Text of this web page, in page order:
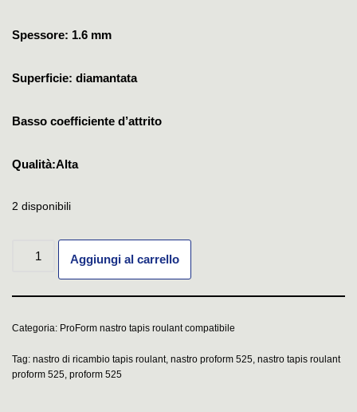
Spessore: 1.6 mm
Superficie: diamantata
Basso coefficiente d’attrito
Qualità:Alta
2 disponibili
Aggiungi al carrello
Categoria: ProForm nastro tapis roulant compatibile
Tag: nastro di ricambio tapis roulant, nastro proform 525, nastro tapis roulant
proform 525, proform 525